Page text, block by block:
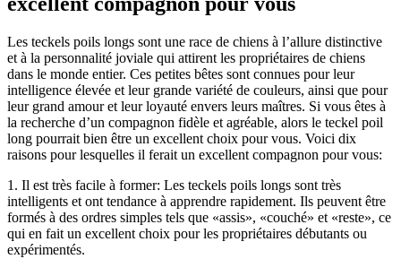
Les teckels poils longs sont une race de chiens à l’allure distinctive
et à la personnalité joviale qui attirent les propriétaires de chiens
dans le monde entier. Ces petites bêtes sont connues pour leur
intelligence élevée et leur grande variété de couleurs, ainsi que pour
leur grand amour et leur loyauté envers leurs maîtres. Si vous êtes à
la recherche d’un compagnon fidèle et agréable, alors le teckel poil
long pourrait bien être un excellent choix pour vous. Voici dix
raisons pour lesquelles il ferait un excellent compagnon pour vous:
1. Il est très facile à former: Les teckels poils longs sont très
intelligents et ont tendance à apprendre rapidement. Ils peuvent être
formés à des ordres simples tels que «assis», «couché» et «reste», ce
qui en fait un excellent choix pour les propriétaires débutants ou
expérimentés.